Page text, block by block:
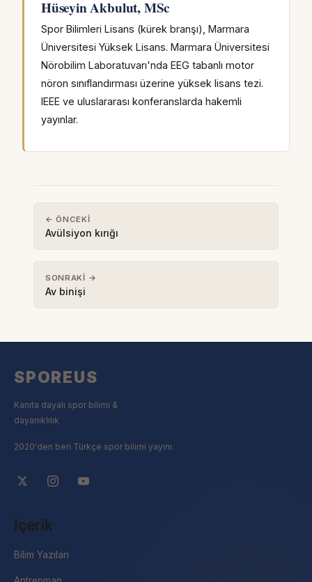
Hüseyin Akbulut, MSc
Spor Bilimleri Lisans (kürek branşı), Marmara
Üniversitesi Yüksek Lisans. Marmara Üniversitesi
Nörobilim Laboratuvarı'nda EEG tabanlı motor
nöron sınıflandırması üzerine yüksek lisans tezi.
IEEE ve uluslararası konferanslarda hakemli
yayınlar.
← ÖNCEKI
Avülsiyon kırığı
SONRAKI →
Av binişi
SPOREUS
Kanıta dayalı spor bilimi &
dayanıklılık
2020'den beri Türkçe spor bilimi yayını.
İçerik
Bilim Yazıları